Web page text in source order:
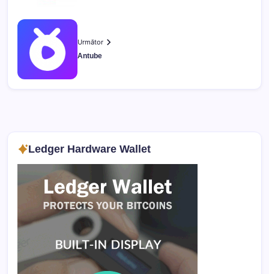
Următor
Antube
Ledger Hardware Wallet